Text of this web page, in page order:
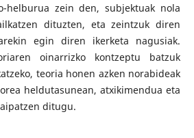
helburua zein den, subjektuak nola
dituzten, eta zeintzuk diren
egin diren ikerketa nagusiak.
oinarrizko kontzeptu batzuk
teoria honen azken norabideak
heldutasunean, atxikimendua eta
ditugu.